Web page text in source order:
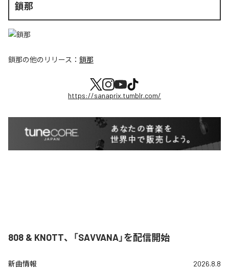
鎖那
鎖那の他のリリース： 鎖那
https://sanaprix.tumblr.com/
808 & KNOTT、「SAVVANA」を配信開始
新曲情報 2026.8.8